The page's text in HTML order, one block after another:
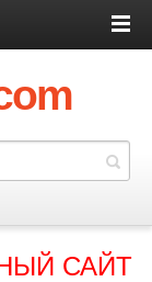
САЙТ